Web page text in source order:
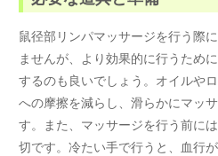
鼠径部リンパマッサージを行う際
ませんが、より効果的に行うため
するのも良いでしょう。オイルや
への摩擦を減らし、滑らかにマッ
す。また、マッサージを行う前に
切です。冷たい手で行うと、血行